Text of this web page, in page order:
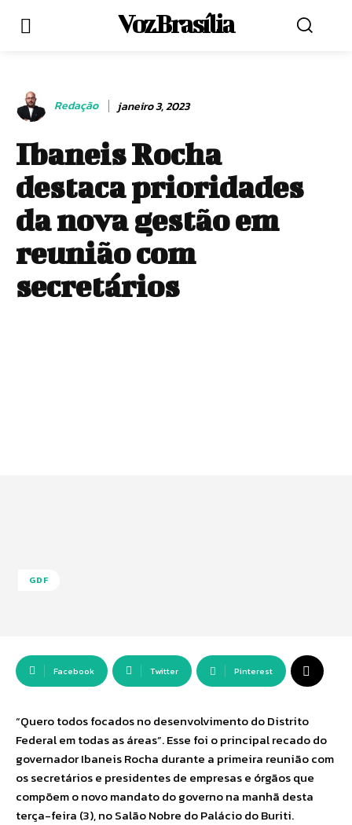
Voz Brasília
Redação janeiro 3, 2023
Ibaneis Rocha
destaca prioridades
da nova gestão em
reunião com
secretários
GDF
Facebook Twitter Pinterest
“Quero todos focados no desenvolvimento do Distrito
Federal em todas as áreas”. Esse foi o principal recado do
governador Ibaneis Rocha durante a primeira reunião com
os secretários e presidentes de empresas e órgãos que
compõem o novo mandato do governo na manhã desta
terça-feira (3), no Salão Nobre do Palácio do Buriti.